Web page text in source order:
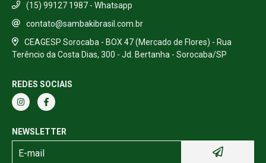
(15) 99127 1987 - Whatsapp
contato@sambakibrasil.com.br
CEAGESP Sorocaba - BOX 47 (Mercado de Flores) - Rua
Terêncio da Costa Dias, 300 - Jd. Bertanha - Sorocaba/SP
REDES SOCIAIS
NEWSLETTER